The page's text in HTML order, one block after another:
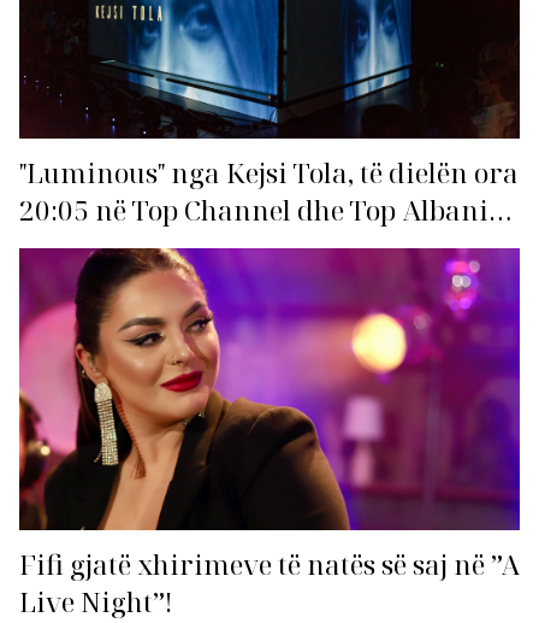
"Luminous" nga Kejsi Tola, të dielën ora
20:05 në Top Channel dhe Top Albania
Radio!
Fifi gjatë xhirimeve të natës së saj në ”A
Live Night”!